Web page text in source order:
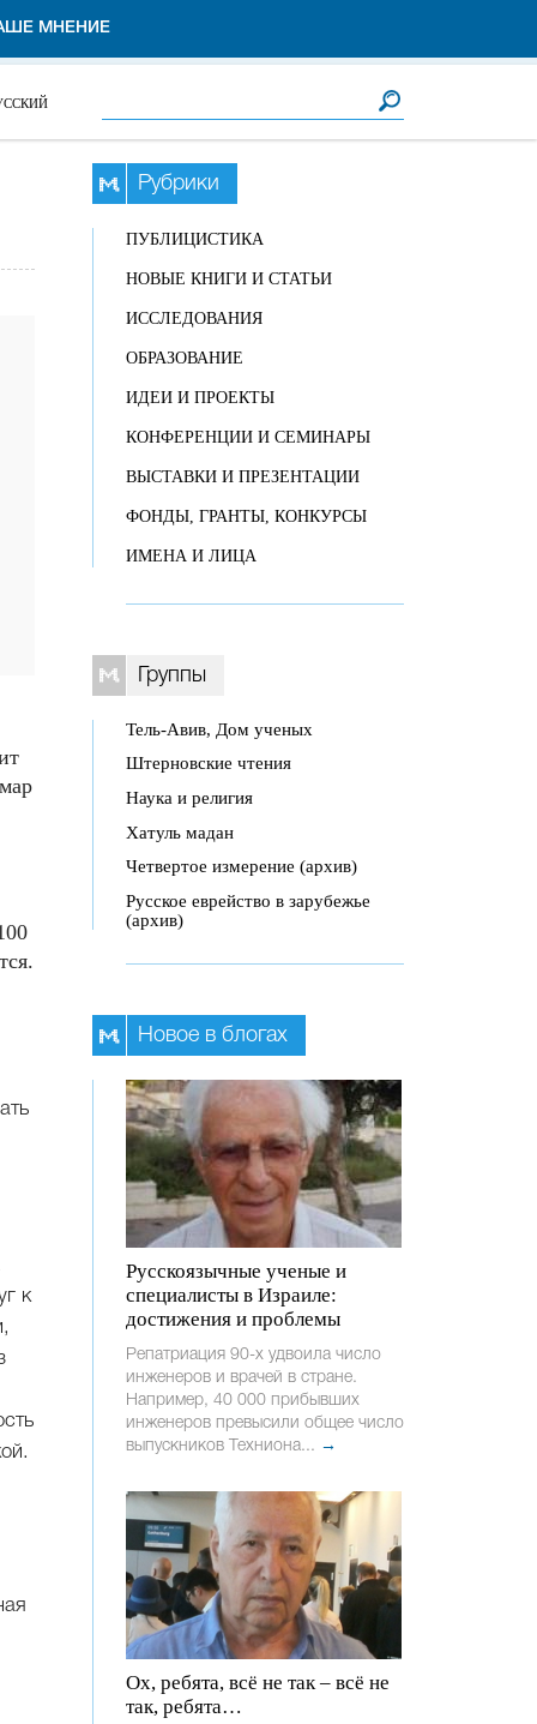
МНЕНИЕ
к
Рубрики
ПУБЛИЦИСТИКА
НОВЫЕ КНИГИ И СТАТЬИ
ИССЛЕДОВАНИЯ
ОБРАЗОВАНИЕ
ИДЕИ И ПРОЕКТЫ
КОНФЕРЕНЦИИ И СЕМИНАРЫ
ВЫСТАВКИ И ПРЕЗЕНТАЦИИ
ФОНДЫ, ГРАНТЫ, КОНКУРСЫ
ИМЕНА И ЛИЦА
Группы
Тель-Авив, Дом ученых
Штерновские чтения
Наука и религия
Хатуль мадан
Четвертое измерение (архив)
Русское еврейство в зарубежье
(архив)
Новое в блогах
Русскоязычные ученые и
специалисты в Израиле:
достижения и проблемы
Репатриация 90-х удвоила число
инженеров и врачей в стране.
Например, 40 000 прибывших
инженеров превысили общее число
выпускников Техниона... →
Ох, ребята, всё не так – всё не
так, ребята…